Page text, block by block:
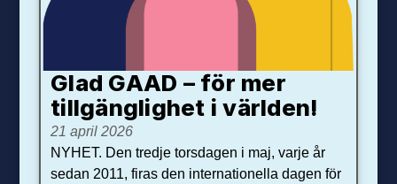
Glad GAAD – för mer
tillgänglighet i världen!
21 april 2026
NYHET. Den tredje torsdagen i maj, varje år
sedan 2011, firas den internationella dagen för